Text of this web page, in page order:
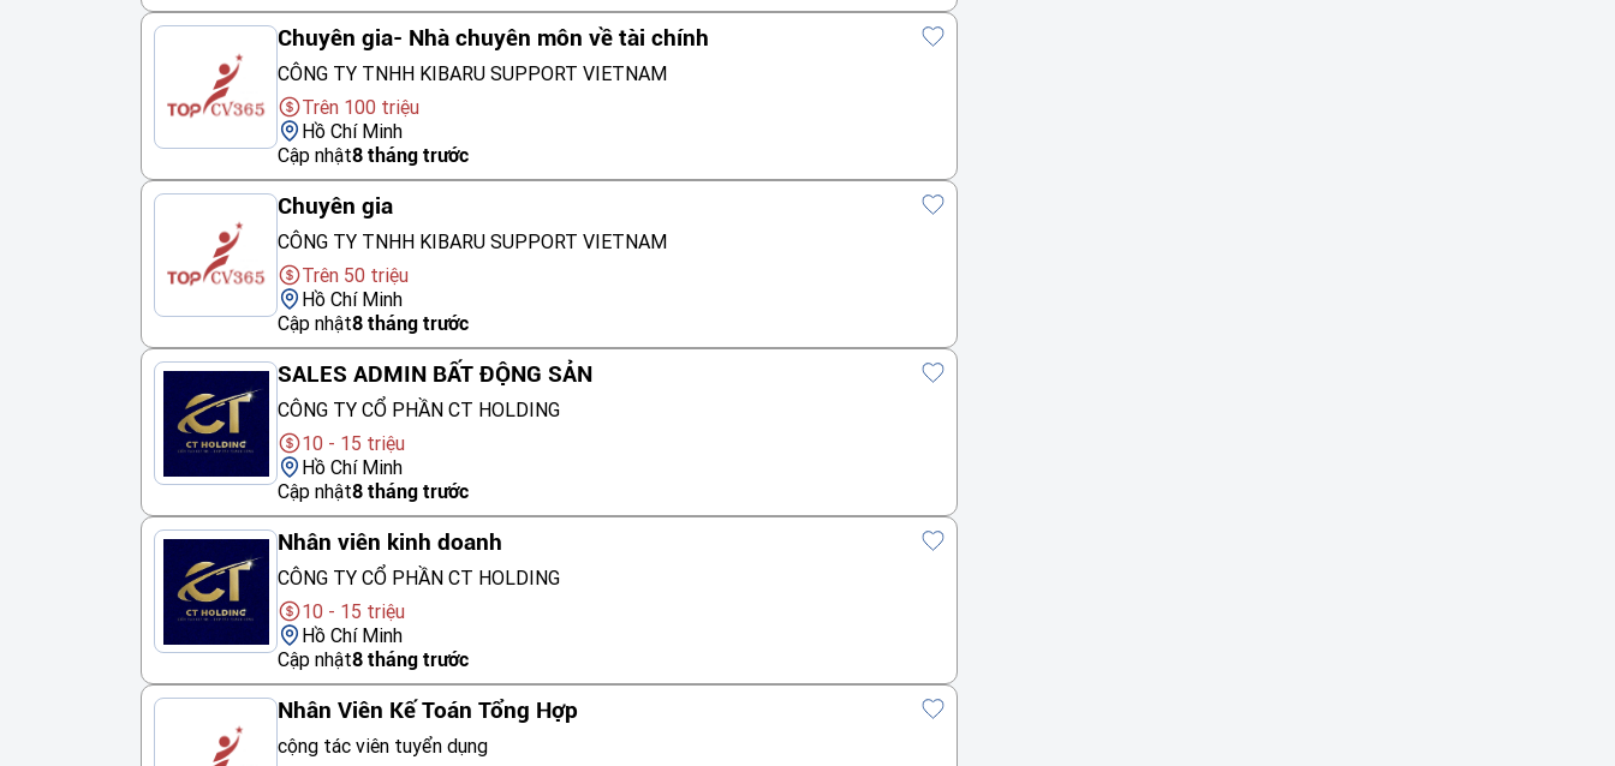
Chuyên gia- Nhà chuyên môn về tài chính
CÔNG TY TNHH KIBARU SUPPORT VIETNAM
Trên 100 triệu
Hồ Chí Minh
Cập nhật8 tháng trước
Chuyên gia
CÔNG TY TNHH KIBARU SUPPORT VIETNAM
Trên 50 triệu
Hồ Chí Minh
Cập nhật8 tháng trước
SALES ADMIN BẤT ĐỘNG SẢN
CÔNG TY CỔ PHẦN CT HOLDING
10 - 15 triệu
Hồ Chí Minh
Cập nhật8 tháng trước
Nhân viên kinh doanh
CÔNG TY CỔ PHẦN CT HOLDING
10 - 15 triệu
Hồ Chí Minh
Cập nhật8 tháng trước
Nhân Viên Kế Toán Tổng Hợp
cộng tác viên tuyển dụng